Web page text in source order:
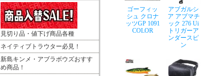
見切り品・値下げ商品各種
ネイティブトラウター必見！
新島キンメ・アブラボウズおすす
め商品！
ゴーフィッ
シュ クロナ
ッツGP 1091
COLOR
アブガルシ
ア アブマチ
ック 276 Ui
トリガーア
ンダースピ
ン